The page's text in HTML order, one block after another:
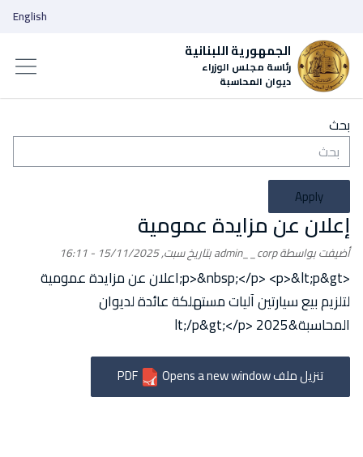
الجمهورية اللبنانية
رئاسة مجلس الوزراء
ديوان المحاسبة
English
بحث
Apply
إعلان عن مزايدة عمومية
أضيفت بواسطةadmin__corpبتاريخسبت, 15/11/2025 - 16:11
<p>&nbsp;</p> <p>&lt;p&gt;اعلان عن مزايدة عمومية
لتلزيم بيع سيارتين آليات مستهلكة عائدة لديوان
المحاسبة&lt;/p&gt;</p> 2025
تنزيل ملف PDFOpens a new window